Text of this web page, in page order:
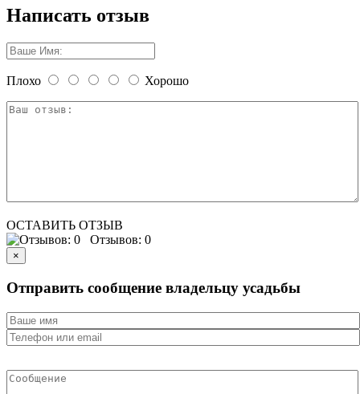
Написать отзыв
Плохо Хорошо
ОСТАВИТЬ ОТЗЫВ
Отзывов: 0
×
Отправить сообщение владельцу усадьбы